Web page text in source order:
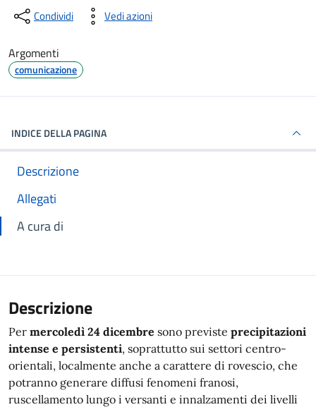
Condividi Vedi azioni
Argomenti
comunicazione
INDICE DELLA PAGINA
Descrizione
Allegati
A cura di
Descrizione
Per mercoledì 24 dicembre sono previste precipitazioni
intense e persistenti, soprattutto sui settori centro-
orientali, localmente anche a carattere di rovescio, che
potranno generare diffusi fenomeni franosi,
ruscellamento lungo i versanti e innalzamenti dei livelli